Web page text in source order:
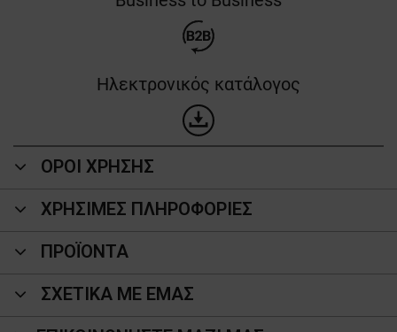
Ηλεκτρονικός κατάλογος
ΟΡΟΙ ΧΡΗΣΗΣ
ΧΡΗΣΙΜΕΣ ΠΛΗΡΟΦΟΡΙΕΣ
ΠΡΟΪΌΝΤΑ
ΣΧΕΤΙΚΑ ΜΕ ΕΜΑΣ